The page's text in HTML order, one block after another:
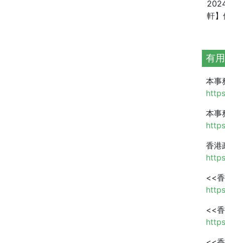
軒
有
本事
本事
香港
<<
<<